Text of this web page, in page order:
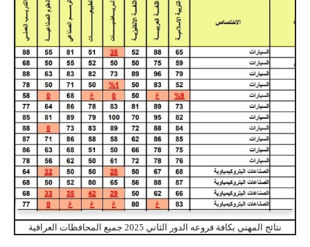
نتائج المهني بكافة فروعه الدور الثاني 2025 جميع المحافظات العراقية